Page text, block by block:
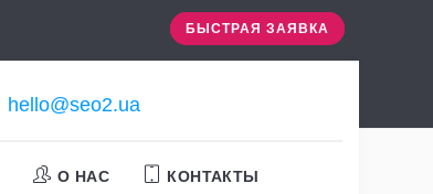
БЫСТРАЯ ЗАЯВКА
hello@seo2.ua
О НАС КОНТАКТЫ